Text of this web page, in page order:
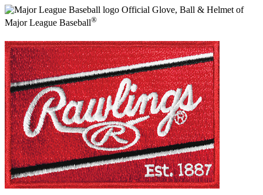
Official Glove, Ball & Helmet of
Major League Baseball®